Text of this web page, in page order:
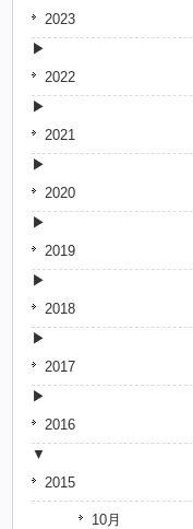
2023
2022
2021
2020
2019
2018
2017
2016
2015
10月